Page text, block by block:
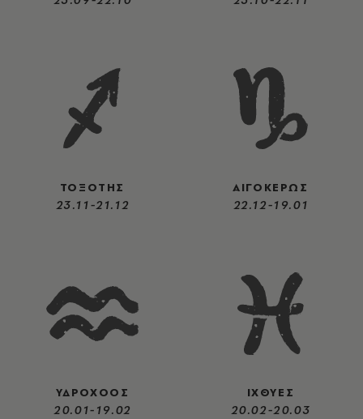
ΤΟΞΟΤΗΣ
23.11-21.12
ΑΙΓΟΚΕΡΩΣ
22.12-19.01
ΥΔΡΟΧΟΟΣ
20.01-19.02
ΙΧΘΥΕΣ
20.02-20.03